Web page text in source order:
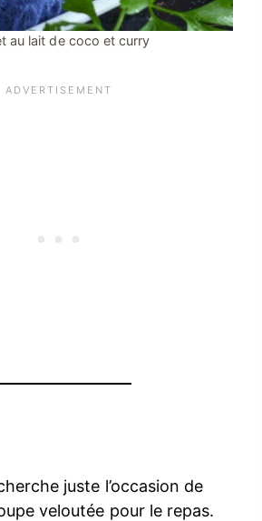
au lait de coco et curry
juste l’occasion de
veloutée pour le repas.